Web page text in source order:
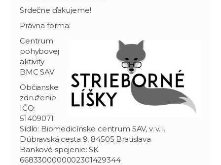
Srdečne ďakujeme!
Právna forma:
Centrum
pohybovej
aktivity
BMC SAV
Občianske
združenie
IČO:
51409071
Sídlo: Biomedicínske centrum SAV, v. v. i.
Dúbravská cesta 9, 84505 Bratislava
Bankové spojenie: SK
6683300000002301429344